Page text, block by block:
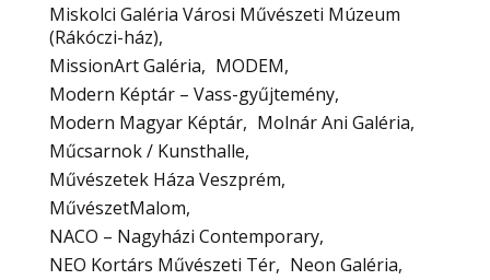
Miskolci Galéria Városi Művészeti Múzeum
(Rákóczi-ház)
MissionArt Galéria
MODEM
Modern Képtár – Vass-gyűjtemény
Modern Magyar Képtár
Molnár Ani Galéria
Műcsarnok / Kunsthalle
Művészetek Háza Veszprém
MűvészetMalom
NACO – Nagyházi Contemporary
NEO Kortárs Művészeti Tér
Neon Galéria